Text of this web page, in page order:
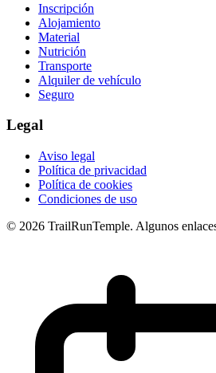
Inscripción
Alojamiento
Material
Nutrición
Transporte
Alquiler de vehículo
Seguro
Legal
Aviso legal
Política de privacidad
Política de cookies
Condiciones de uso
© 2026 TrailRunTemple. Algunos